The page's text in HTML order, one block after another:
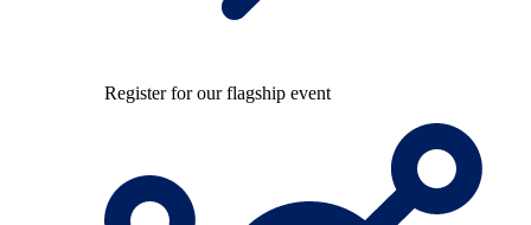
Register for our flagship event